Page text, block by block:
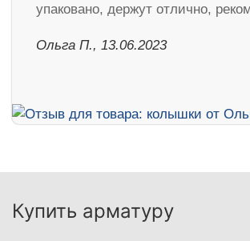
упаковано, держут отлично,
Ольга П., 13.06.2023
Купить арматуру